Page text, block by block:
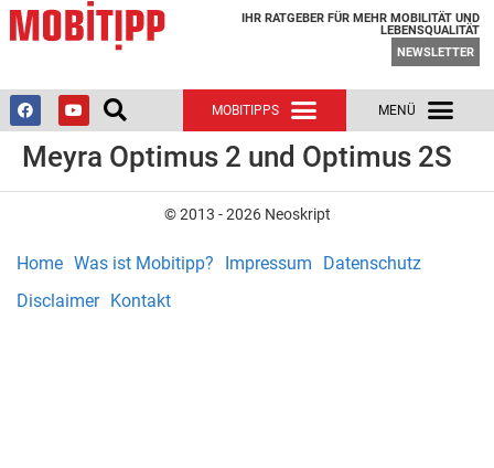
IHR RATGEBER FÜR MEHR MOBILITÄT UND
LEBENSQUALITÄT
NEWSLETTER
Meyra Optimus 2 und Optimus 2S
© 2013 - 2026 Neoskript
Home Was ist Mobitipp? Impressum
Datenschutz
Disclaimer Kontakt